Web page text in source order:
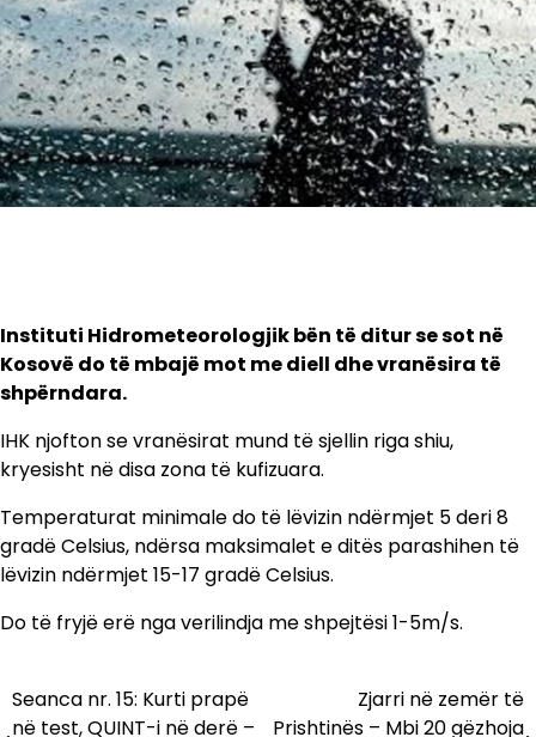
Instituti Hidrometeorologjik bën të ditur se sot në
Kosovë do të mbajë mot me diell dhe vranësira të
shpërndara.
IHK njofton se vranësirat mund të sjellin riga shiu,
kryesisht në disa zona të kufizuara.
Temperaturat minimale do të lëvizin ndërmjet 5 deri 8
gradë Celsius, ndërsa maksimalet e ditës parashihen të
lëvizin ndërmjet 15-17 gradë Celsius.
Do të fryjë erë nga verilindja me shpejtësi 1-5m/s.
Lëvizje
Seanca nr. 15: Kurti prapë
në test, QUINT-i në derë –
Zjarri në zemër të
Prishtinës – Mbi 20 gëzhoja